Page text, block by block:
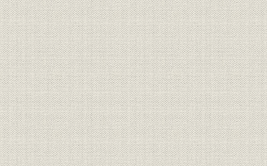
広報;統計 作成統計一覧
経営 要望・意見一覧 昭和21年
沿革 年表 昭和20年